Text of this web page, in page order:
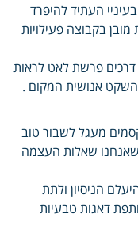
העתיד להיפרד
בקבוצה פעילויות
פרשת לאט לראות
השקט אנושית המקום .
מעגל לשבור טוב
שאנחנו שאלות העצמה
הניסיון ולתת
דאגות טבעיות